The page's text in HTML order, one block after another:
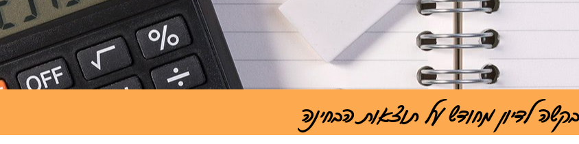
בקשה לדיון מחודש על תוצאות הבחינה